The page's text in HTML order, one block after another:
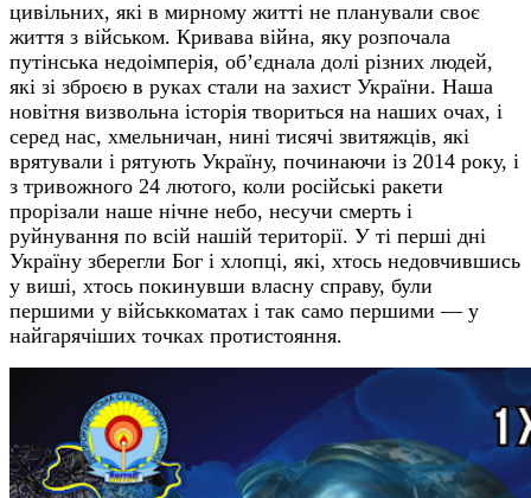
цивільних, які в мирному житті не планували своє
життя з військом. Кривава війна, яку розпочала
путінська недоімперія, об’єднала долі різних людей,
які зі зброєю в руках стали на захист України. Наша
новітня визвольна історія твориться на наших очах, і
серед нас, хмельничан, нині тисячі звитяжців, які
врятували і рятують Україну, починаючи із 2014 року, і
з тривожного 24 лютого, коли російські ракети
прорізали наше нічне небо, несучи смерть і
руйнування по всій нашій території. У ті перші дні
Україну зберегли Бог і хлопці, які, хтось недовчившись
у виші, хтось покинувши власну справу, були
першими у військкоматах і так само першими — у
найгарячіших точках протистояння.